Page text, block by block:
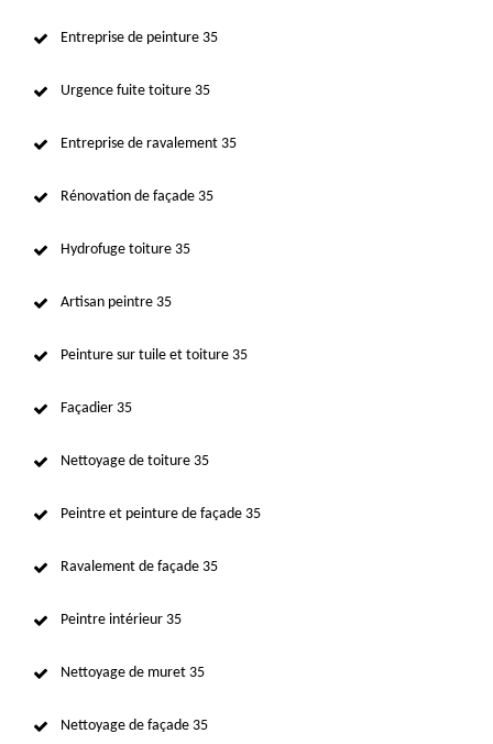
Entreprise de peinture 35
Urgence fuite toiture 35
Entreprise de ravalement 35
Rénovation de façade 35
Hydrofuge toiture 35
Artisan peintre 35
Peinture sur tuile et toiture 35
Façadier 35
Nettoyage de toiture 35
Peintre et peinture de façade 35
Ravalement de façade 35
Peintre intérieur 35
Nettoyage de muret 35
Nettoyage de façade 35